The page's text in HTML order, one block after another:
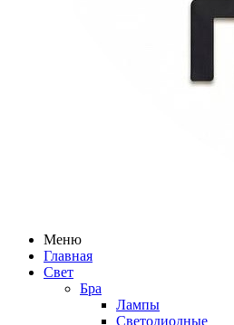
Меню
Главная
Свет
Бра
Лампы
Светодиодные